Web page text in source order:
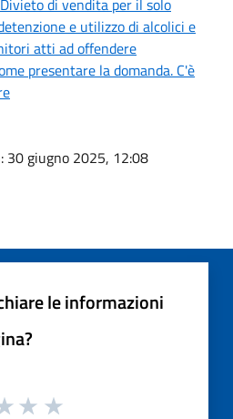
e utilizzo di alcolici e
atti ad offendere
presentare la domanda. C'è
: 30 giugno 2025, 12:08
le informazioni